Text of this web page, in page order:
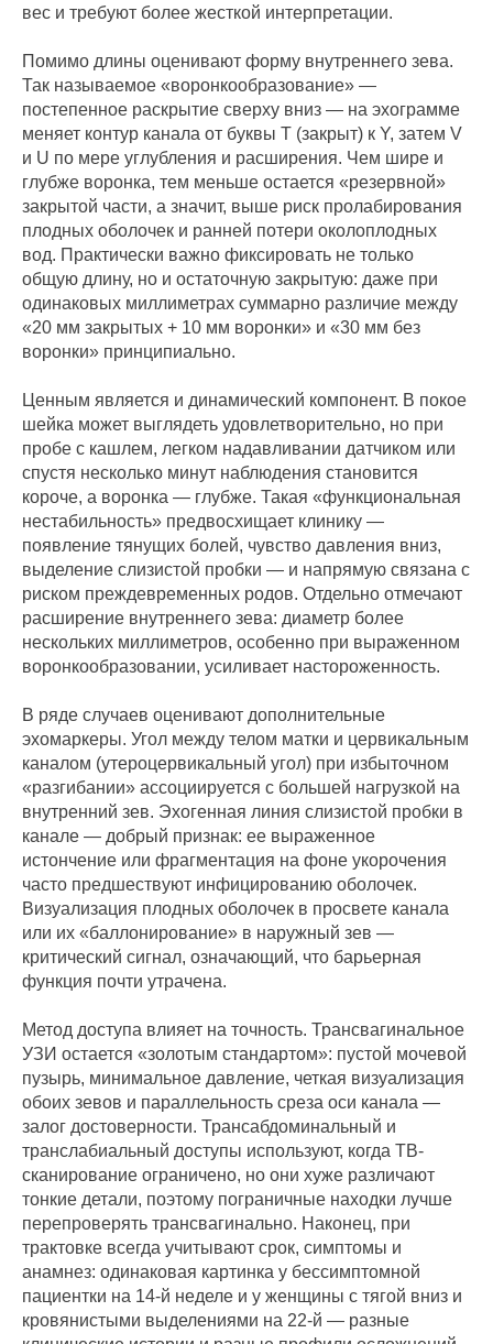
вес и требуют более жесткой интерпретации.
Помимо длины оценивают форму внутреннего зева.
Так называемое «воронкообразование» —
постепенное раскрытие сверху вниз — на эхограмме
меняет контур канала от буквы T (закрыт) к Y, затем V
и U по мере углубления и расширения. Чем шире и
глубже воронка, тем меньше остается «резервной»
закрытой части, а значит, выше риск пролабирования
плодных оболочек и ранней потери околоплодных
вод. Практически важно фиксировать не только
общую длину, но и остаточную закрытую: даже при
одинаковых миллиметрах суммарно различие между
«20 мм закрытых + 10 мм воронки» и «30 мм без
воронки» принципиально.
Ценным является и динамический компонент. В покое
шейка может выглядеть удовлетворительно, но при
пробе с кашлем, легком надавливании датчиком или
спустя несколько минут наблюдения становится
короче, а воронка — глубже. Такая «функциональная
нестабильность» предвосхищает клинику —
появление тянущих болей, чувство давления вниз,
выделение слизистой пробки — и напрямую связана с
риском преждевременных родов. Отдельно отмечают
расширение внутреннего зева: диаметр более
нескольких миллиметров, особенно при выраженном
воронкообразовании, усиливает настороженность.
В ряде случаев оценивают дополнительные
эхомаркеры. Угол между телом матки и цервикальным
каналом (утероцервикальный угол) при избыточном
«разгибании» ассоциируется с большей нагрузкой на
внутренний зев. Эхогенная линия слизистой пробки в
канале — добрый признак: ее выраженное
истончение или фрагментация на фоне укорочения
часто предшествуют инфицированию оболочек.
Визуализация плодных оболочек в просвете канала
или их «баллонирование» в наружный зев —
критический сигнал, означающий, что барьерная
функция почти утрачена.
Метод доступа влияет на точность. Трансвагинальное
УЗИ остается «золотым стандартом»: пустой мочевой
пузырь, минимальное давление, четкая визуализация
обоих зевов и параллельность среза оси канала —
залог достоверности. Трансабдоминальный и
транслабиальный доступы используют, когда ТВ-
сканирование ограничено, но они хуже различают
тонкие детали, поэтому пограничные находки лучше
перепроверять трансвагинально. Наконец, при
трактовке всегда учитывают срок, симптомы и
анамнез: одинаковая картинка у бессимптомной
пациентки на 14-й неделе и у женщины с тягой вниз и
кровянистыми выделениями на 22-й — разные